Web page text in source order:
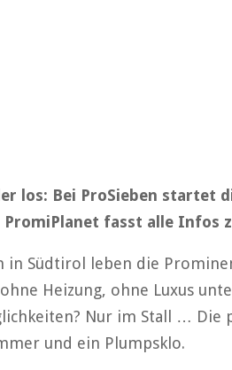
los: Bei ProSieben startet
PromiPlanet fasst alle Infos
in Südtirol leben die
Heizung, ohne Luxus
Nur im Stall …
und ein Plumpsklo.